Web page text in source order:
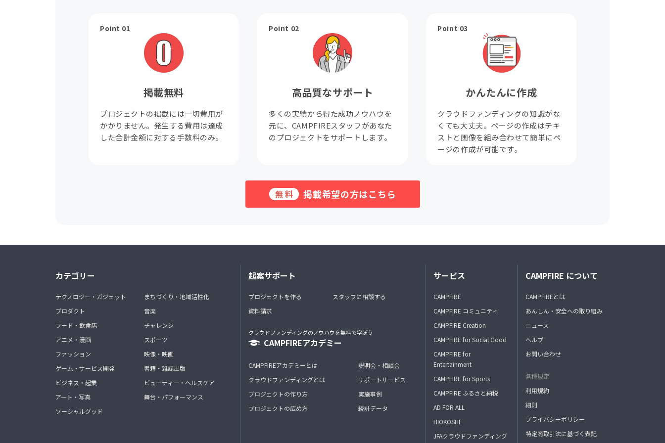
Point 01
掲載無料
プロジェクトの掲載には一切費用が
かかりません。発生する費用は達成
した合計金額に対する手数料のみ。
Point 02
高品質なサポート
多くの実績から得た成功ノウハウを
元に、CAMPFIREスタッフがあなた
のプロジェクトをサポートします。
Point 03
かんたんに作成
クラウドファンディングの知識がな
くても大丈夫。ページの作成はテキ
ストと画像を組み合わせて簡単にペ
ージの作成が可能です。
無料 掲載希望の方はこちら
カテゴリー
テクノロジー・ガジェット
プロダクト
フード・飲食店
アニメ・漫画
ファッション
ゲーム・サービス開発
ビジネス・起業
アート・写真
ソーシャルグッド
まちづくり・地域活性化
音楽
チャレンジ
スポーツ
映像・映画
書籍・雑誌出版
ビューティー・ヘルスケア
舞台・パフォーマンス
起案サポート
プロジェクトを作る
資料請求
スタッフに相談する
クラウドファンディングのノウハウを無料で学ぼう
CAMPFIREアカデミー
CAMPFIREアカデミーとは
クラウドファンディングとは
プロジェクトの作り方
プロジェクトの広め方
説明会・相談会
サポートサービス
実施事例
統計データ
サービス
CAMPFIRE
CAMPFIRE コミュニティ
CAMPFIRE Creation
CAMPFIRE for Social Good
CAMPFIRE for
Entertainment
CAMPFIRE for Sports
CAMPFIRE ふるさと納税
AD FOR ALL
HIOKOSHI
JFAクラウドファンディング
CAMPFIRE について
CAMPFIREとは
あんしん・安全への取り組み
ニュース
ヘルプ
お問い合わせ
各種規定
利用規約
細則
プライバシーポリシー
特定商取引法に基づく表記